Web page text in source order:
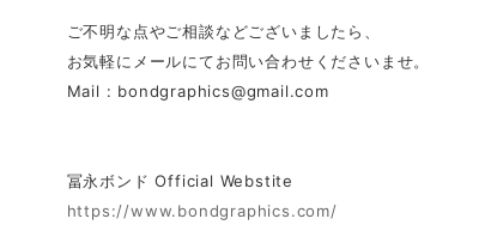
ご不明な点やご相談などございましたら、
お気軽にメールにてお問い合わせくださいませ。
Mail : bondgraphics@gmail.com
冨永ボンド Official Webstite
https://www.bondgraphics.com/